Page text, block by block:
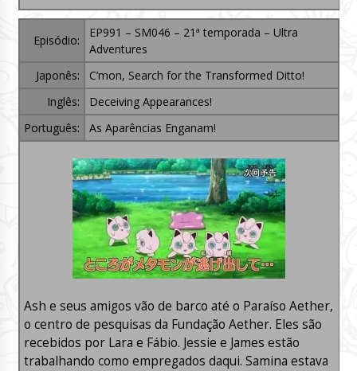
Episódio:
EP991 – SM046 – 21ª temporada – Ultra
Adventures
Japonês:
C’mon, Search for the Transformed Ditto!
Inglês:
Deceiving Appearances!
Português:
As Aparências Enganam!
Ash e seus amigos vão de barco até o Paraíso Aether,
o centro de pesquisas da Fundação Aether. Eles são
recebidos por Lara e Fábio. Jessie e James estão
trabalhando como empregados daqui. Samina estava